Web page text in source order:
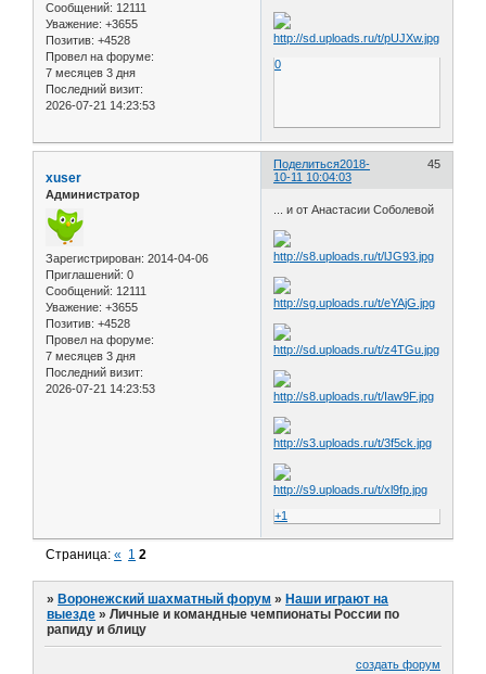
Сообщений: 12111
Уважение: +3655
Позитив: +4528
Провел на форуме:
7 месяцев 3 дня
Последний визит:
2026-07-21 14:23:53
0
Поделиться 45
2018-
10-11 10:04:03
xuser
Администратор
Зарегистрирован: 2014-04-06
Приглашений: 0
Сообщений: 12111
Уважение: +3655
Позитив: +4528
Провел на форуме:
7 месяцев 3 дня
Последний визит:
2026-07-21 14:23:53
... и от Анастасии Соболевой
+1
Страница:« 1 2
» Воронежский шахматный форум » Наши играют на
выезде »Личные и командные чемпионаты России по
рапиду и блицу
создать форум